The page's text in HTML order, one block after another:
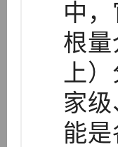
中
根
上
家
能